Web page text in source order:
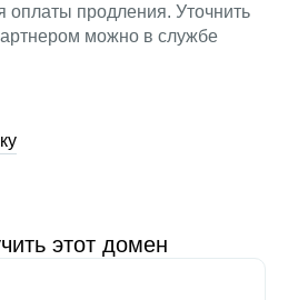
оплаты продления. Уточнить
можно в службе
этот домен